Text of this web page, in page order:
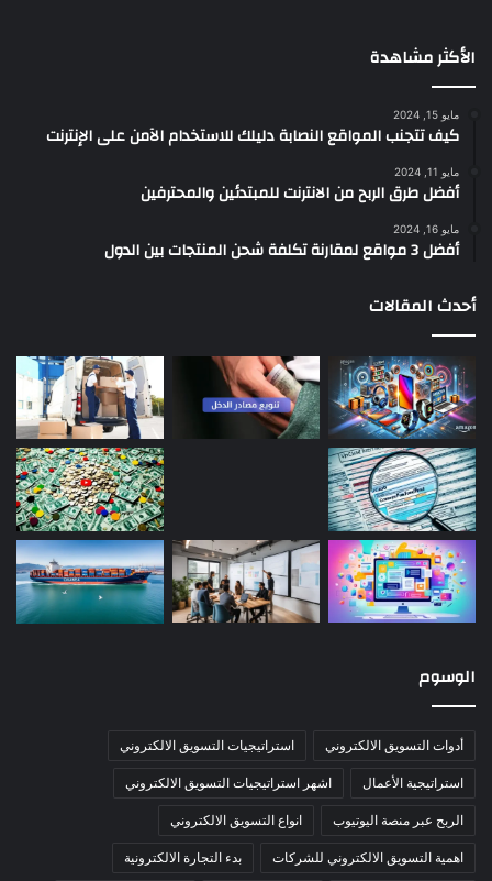
الأكثر مشاهدة
مايو 15, 2024
كيف تتجنب المواقع النصابة دليلك للاستخدام الآمن على الإنترنت
مايو 11, 2024
أفضل طرق الربح من الانترنت للمبتدئين والمحترفين
مايو 16, 2024
أفضل 3 مواقع لمقارنة تكلفة شحن المنتجات بين الدول
أحدث المقالات
الوسوم
أدوات التسويق الالكتروني استراتيجيات التسويق الالكتروني
استراتيجية الأعمال اشهر استراتيجيات التسويق الالكتروني
الربح عبر منصة اليوتيوب انواع التسويق الالكتروني
اهمية التسويق الالكتروني للشركات بدء التجارة الالكترونية